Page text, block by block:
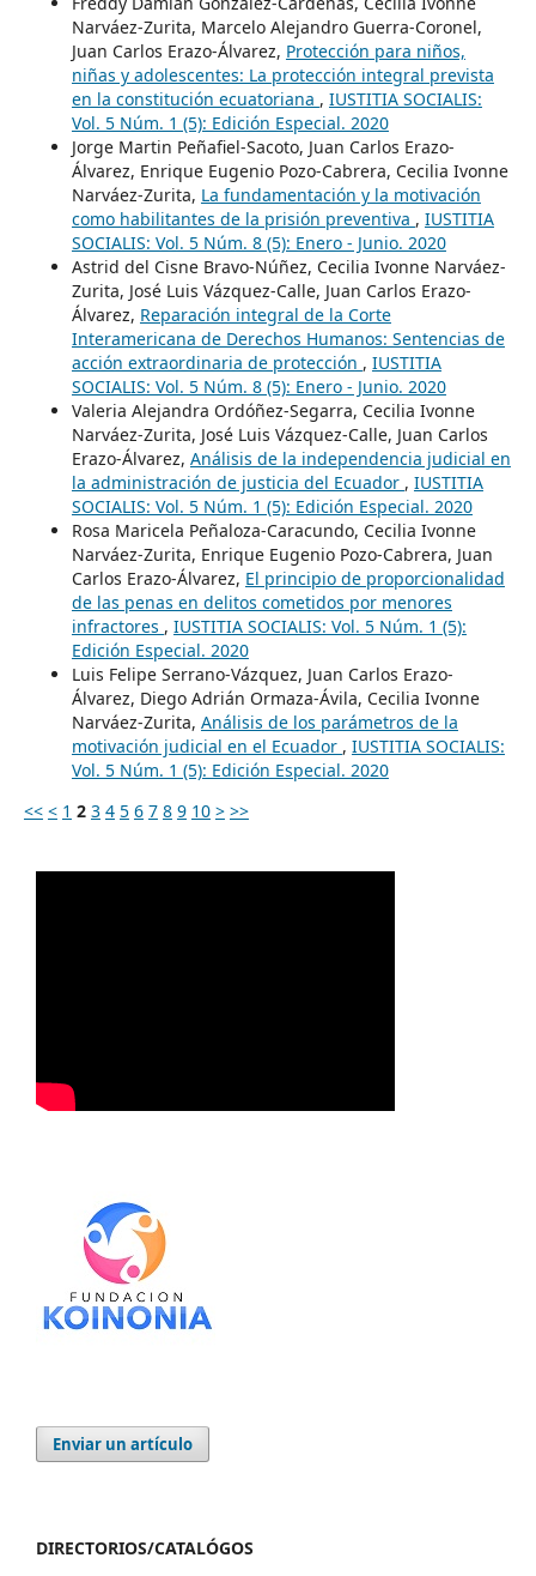
Narváez-Zurita, Marcelo Alejandro Guerra-Coronel,
Juan Carlos Erazo-Álvarez, Protección para niños,
niñas y adolescentes: La protección integral prevista
en la constitución ecuatoriana , IUSTITIA SOCIALIS:
Vol. 5 Núm. 1 (5): Edición Especial. 2020
Jorge Martin Peñafiel-Sacoto, Juan Carlos Erazo-
Álvarez, Enrique Eugenio Pozo-Cabrera, Cecilia Ivonne
Narváez-Zurita, La fundamentación y la motivación
como habilitantes de la prisión preventiva , IUSTITIA
SOCIALIS: Vol. 5 Núm. 8 (5): Enero - Junio. 2020
Astrid del Cisne Bravo-Núñez, Cecilia Ivonne Narváez-
Zurita, José Luis Vázquez-Calle, Juan Carlos Erazo-
Álvarez, Reparación integral de la Corte
Interamericana de Derechos Humanos: Sentencias de
acción extraordinaria de protección , IUSTITIA
SOCIALIS: Vol. 5 Núm. 8 (5): Enero - Junio. 2020
Valeria Alejandra Ordóñez-Segarra, Cecilia Ivonne
Narváez-Zurita, José Luis Vázquez-Calle, Juan Carlos
Erazo-Álvarez, Análisis de la independencia judicial en
la administración de justicia del Ecuador , IUSTITIA
SOCIALIS: Vol. 5 Núm. 1 (5): Edición Especial. 2020
Rosa Maricela Peñaloza-Caracundo, Cecilia Ivonne
Narváez-Zurita, Enrique Eugenio Pozo-Cabrera, Juan
Carlos Erazo-Álvarez, El principio de proporcionalidad
de las penas en delitos cometidos por menores
infractores , IUSTITIA SOCIALIS: Vol. 5 Núm. 1 (5):
Edición Especial. 2020
Luis Felipe Serrano-Vázquez, Juan Carlos Erazo-
Álvarez, Diego Adrián Ormaza-Ávila, Cecilia Ivonne
Narváez-Zurita, Análisis de los parámetros de la
motivación judicial en el Ecuador , IUSTITIA SOCIALIS:
Vol. 5 Núm. 1 (5): Edición Especial. 2020
<< < 1 2 3 4 5 6 7 8 9 10 > >>
Enviar un artículo
DIRECTORIOS/CATALÓGOS